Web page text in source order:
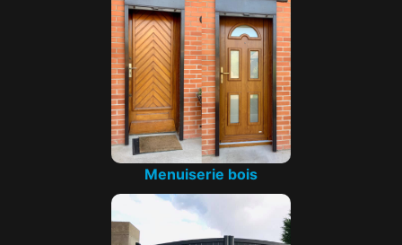
Menuiserie bois